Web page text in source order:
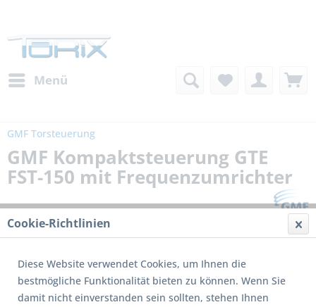
Menü
GMF Torsteuerung
GMF Kompaktsteuerung GTE
FST-150 mit Frequenzumrichter
Cookie-Richtlinien
Diese Website verwendet Cookies, um Ihnen die
bestmögliche Funktionalität bieten zu können. Wenn Sie
damit nicht einverstanden sein sollten, stehen Ihnen